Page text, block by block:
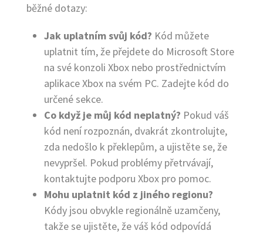
běžné dotazy:
Jak uplatním svůj kód? Kód můžete
uplatnit tím, že přejdete do Microsoft Store
na své konzoli Xbox nebo prostřednictvím
aplikace Xbox na svém PC. Zadejte kód do
určené sekce.
Co když je můj kód neplatný? Pokud váš
kód není rozpoznán, dvakrát zkontrolujte,
zda nedošlo k překlepům, a ujistěte se, že
nevypršel. Pokud problémy přetrvávají,
kontaktujte podporu Xbox pro pomoc.
Mohu uplatnit kód z jiného regionu?
Kódy jsou obvykle regionálně uzamčeny,
takže se ujistěte, že váš kód odpovídá